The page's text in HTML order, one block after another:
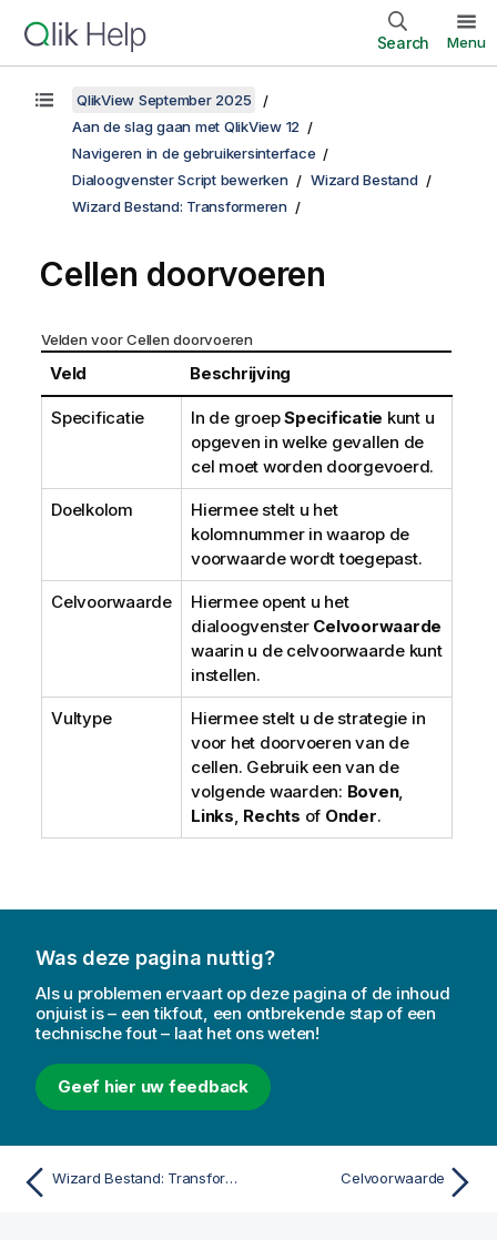
Search Menu
QlikView September 2025
Aan de slag gaan met QlikView 12
Navigeren in de gebruikersinterface
Dialoogvenster Script bewerken
Wizard Bestand
Wizard Bestand: Transformeren
Cellen doorvoeren
Velden voor Cellen doorvoeren
Veld Beschrijving
Specificatie In de groepSpecificatie kunt u
opgeven in welke gevallen de
cel moet worden doorgevoerd.
Doelkolom
Hiermee stelt u het
kolomnummer in waarop de
voorwaarde wordt toegepast.
Celvoorwaarde
Hiermee opent u het
dialoogvenster Celvoorwaarde
waarin u de celvoorwaarde kunt
instellen.
Vultype
Hiermee stelt u de strategie in
voor het doorvoeren van de
cellen. Gebruik een van de
volgende waarden: Boven,
Links, Rechts of Onder.
Was deze pagina nuttig?
Als u problemen ervaart op deze pagina of de inhoud
onjuist is – een tikfout, een ontbrekende stap of een
technische fout – laat het ons weten!
Geef hier uw feedback
Wizard Bestand: Transformeren Celvoorwaarde